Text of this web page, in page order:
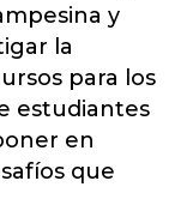
y
la
para los
estudiantes
en
que